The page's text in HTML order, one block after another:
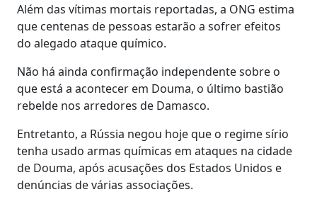
Além das vítimas mortais reportadas, a ONG estima
que centenas de pessoas estarão a sofrer efeitos
do alegado ataque químico.
Não há ainda confirmação independente sobre o
que está a acontecer em Douma, o último bastião
rebelde nos arredores de Damasco.
Entretanto, a Rússia negou hoje que o regime sírio
tenha usado armas químicas em ataques na cidade
de Douma, após acusações dos Estados Unidos e
denúncias de várias associações.